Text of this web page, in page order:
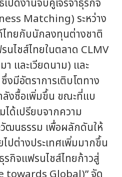
ปิดงานจับคู่เจรจาธุรกิจ
Matching) ระหว่าง
ไทยกับนักลงทุนต่างชาติ
นไชส์ไทยในตลาด CLMV
และเวียดนาม) และ
งมีอัตราการเติบโตทาง
ลังซื้อเพิ่มขึ้น ขณะที่แบ
ด้เปรียบจากความ
ฒนธรรม เพื่อผลักดันให้
ปต่างประเทศเพิ่มมากขึ้น
รกิจแฟรนไชส์ไทยก้าวสู่